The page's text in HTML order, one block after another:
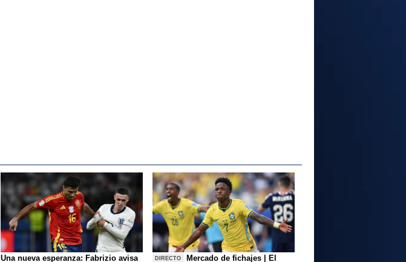
Una nueva esperanza: Fabrizio avisa
DIRECTO
Mercado de fichajes | El